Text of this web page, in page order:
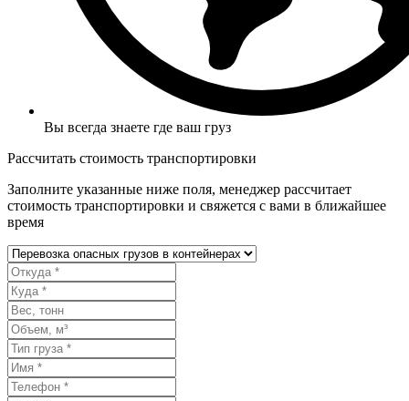
Вы всегда знаете где ваш груз
Рассчитать стоимость транспортировки
Заполните указанные ниже поля, менеджер рассчитает
стоимость транспортировки и свяжется с вами в ближайшее
время